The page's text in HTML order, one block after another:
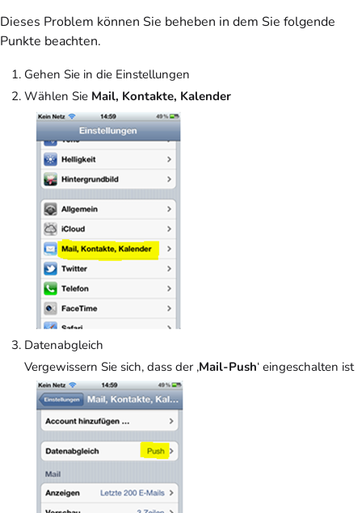
Dieses Problem können Sie beheben in dem Sie folgende
Punkte beachten.
Gehen Sie in die Einstellungen
Wählen Sie Mail, Kontakte, Kalender
Datenabgleich
Vergewissern Sie sich, dass der ‚Mail-Push‘ eingeschalten ist